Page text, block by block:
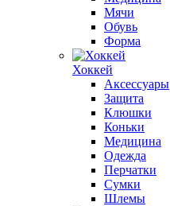
Мячи
Обувь
Форма
Хоккей
Аксессуары
Защита
Клюшки
Коньки
Медицина
Одежда
Перчатки
Сумки
Шлемы